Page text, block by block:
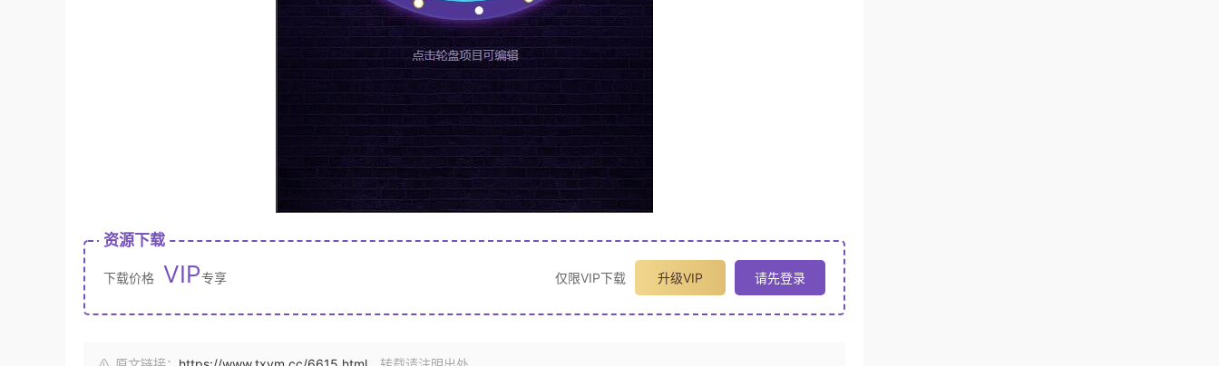
资源下载
下载价格 VIP专享 仅限VIP下载 升级VIP 请先登录